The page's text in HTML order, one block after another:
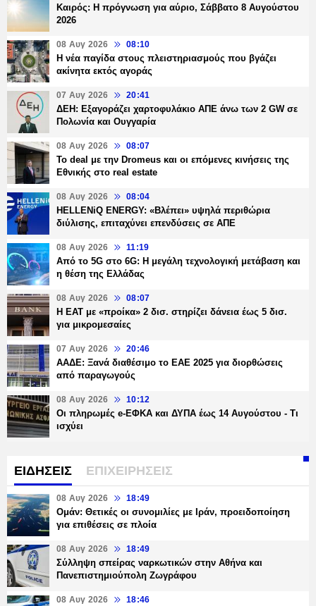
Καιρός: Η πρόγνωση για αύριο, Σάββατο 8 Αυγούστου
2026
08 Αυγ 2026 08:10
Η νέα παγίδα στους πλειστηριασμούς που βγάζει
ακίνητα εκτός αγοράς
07 Αυγ 2026 20:41
ΔΕΗ: Εξαγοράζει χαρτοφυλάκιο ΑΠΕ άνω των 2 GW σε
Πολωνία και Ουγγαρία
08 Αυγ 2026 08:07
Το deal με την Dromeus και οι επόμενες κινήσεις της
Εθνικής στο real estate
08 Αυγ 2026 08:04
HELLENiQ ENERGY: «Βλέπει» υψηλά περιθώρια
διύλισης, επιταχύνει επενδύσεις σε ΑΠΕ
08 Αυγ 2026 11:19
Από το 5G στο 6G: Η μεγάλη τεχνολογική μετάβαση και
η θέση της Ελλάδας
08 Αυγ 2026 08:07
Η ΕΑΤ με «προίκα» 2 δισ. στηρίζει δάνεια έως 5 δισ.
για μικρομεσαίες
07 Αυγ 2026 20:46
ΑΑΔΕ: Ξανά διαθέσιμο το ΕΑΕ 2025 για διορθώσεις
από παραγωγούς
08 Αυγ 2026 10:12
Οι πληρωμές e-ΕΦΚΑ και ΔΥΠΑ έως 14 Αυγούστου - Τι
ισχύει
ΕΙΔΗΣΕΙΣ ΕΠΙΧΕΙΡΗΣΕΙΣ
08 Αυγ 2026 18:49
Ομάν: Θετικές οι συνομιλίες με Ιράν, προειδοποίηση
για επιθέσεις σε πλοία
08 Αυγ 2026 18:49
Σύλληψη σπείρας ναρκωτικών στην Αθήνα και
Πανεπιστημιούπολη Ζωγράφου
08 Αυγ 2026 18:46